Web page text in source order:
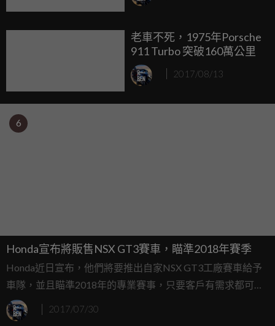
老車不死，1975年Porsche
911 Turbo 突破160萬公里
2017/08/13
6
Honda宣布將販售NSX GT3賽車，瞄準2018年賽季
Honda近日宣布，他們將要推出自家NSX GT3工廠賽車給予
車隊，並且瞄準2018年的專業賽事，只要客戶有需求都可以
與原廠下訂，這絕對會帶給賽事更高的精采度，以NSX市售
車現況來看，轉換賽道絕對有很高的競爭力。
2017/07/30